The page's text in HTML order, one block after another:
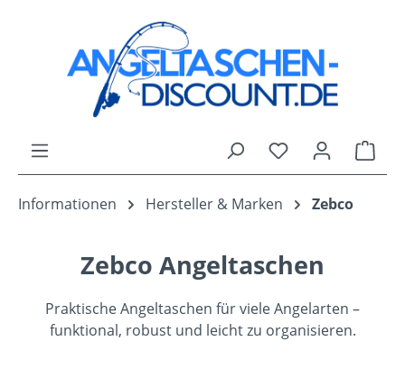
Zum Hauptinhalt springen
Du hast 0
Informationen Hersteller & Marken Zebco
Zebco Angeltaschen
Praktische Angeltaschen für viele Angelarten –
funktional, robust und leicht zu organisieren.